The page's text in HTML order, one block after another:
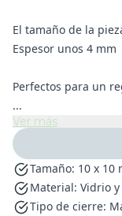
El tamaño de la
Espesor unos 4 mm
Perfectos para un
...
Ver más
Tamaño: 10 x 10
Material: Vidrio
Tipo de cierre: